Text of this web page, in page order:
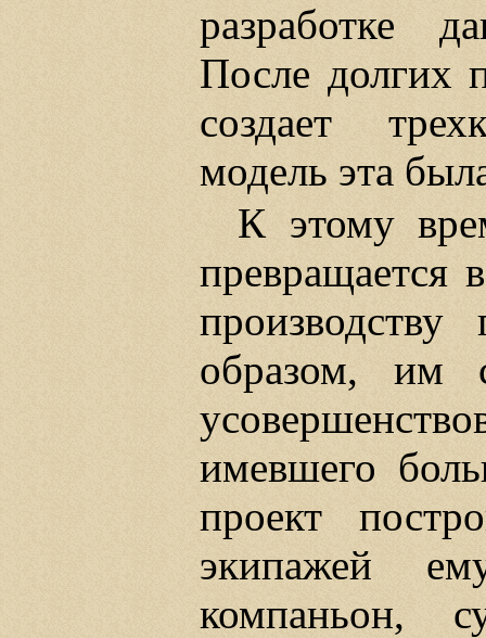
разработке
После долгих
создает
модель эта
К этому
превращается
образом, им
имевшего
проект
экипажей
компаньон,